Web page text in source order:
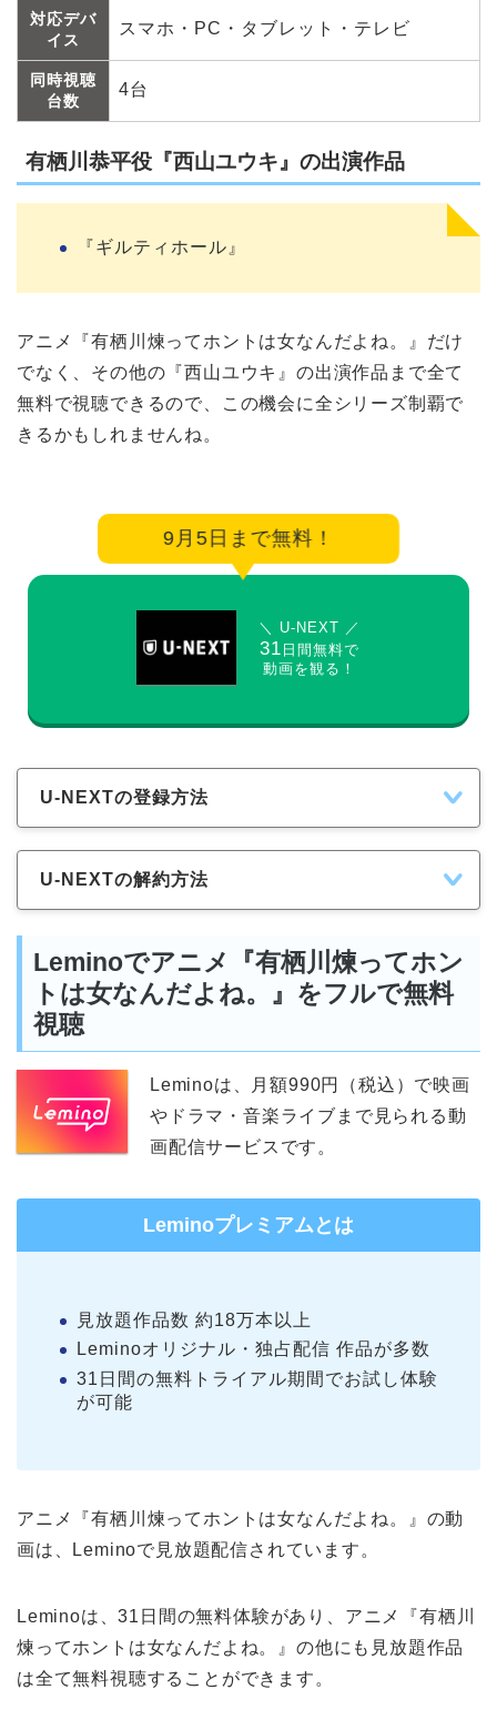
対応デバ
イス
スマホ・PC・タブレット・テレビ
同時視聴
台数
4台
有栖川恭平役『西山ユウキ』の出演作品
『ギルティホール』
アニメ『有栖川煉ってホントは女なんだよね。』だけ
でなく、その他の『西山ユウキ』の出演作品まで全て
無料で視聴できるので、この機会に全シリーズ制覇で
きるかもしれませんね。
9月5日まで無料！
＼ U-NEXT ／
31 日間無料で
動画を観る！
U-NEXTの登録方法
U-NEXTの解約方法
Leminoでアニメ『有栖川煉ってホン
トは女なんだよね。』をフルで無料
視聴
Leminoは、月額990円（税込）で映画
やドラマ・音楽ライブまで見られる動
画配信サービスです。
Leminoプレミアムとは
見放題作品数 約18万本以上
Leminoオリジナル・独占配信 作品が多数
31日間の無料トライアル期間でお試し体験
が可能
アニメ『有栖川煉ってホントは女なんだよね。』の動
画は、Leminoで見放題配信されています。
Leminoは、31日間の無料体験があり、アニメ『有栖川
煉ってホントは女なんだよね。』の他にも見放題作品
は全て無料視聴することができます。